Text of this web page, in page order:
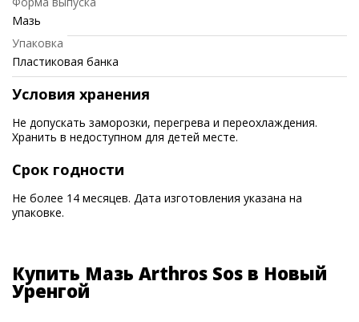
Мазь
Упаковка
Пластиковая банка
Условия хранения
Не допускать заморозки, перегрева и переохлаждения.
Хранить в недоступном для детей месте.
Срок годности
Не более 14 месяцев. Дата изготовления указана на
упаковке.
Купить Мазь Arthros Sos в Новый
Уренгой